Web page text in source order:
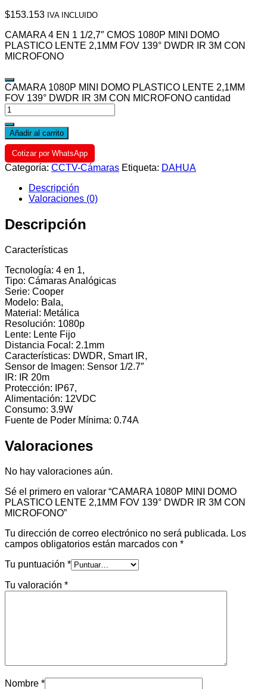
$153.153 IVA INCLUIDO
CAMARA 4 EN 1 1/2,7″ CMOS 1080P MINI DOMO
PLASTICO LENTE 2,1MM FOV 139° DWDR IR 3M CON
MICROFONO
CAMARA 1080P MINI DOMO PLASTICO LENTE 2,1MM
FOV 139° DWDR IR 3M CON MICROFONO cantidad
Añadir al carrito
Cotizar por WhatsApp
Categoría: CCTV-Cámaras Etiqueta: DAHUA
Descripción
Valoraciones (0)
Descripción
Características
Tecnología: 4 en 1,
Tipo: Cámaras Analógicas
Serie: Cooper
Modelo: Bala,
Material: Metálica
Resolución: 1080p
Lente: Lente Fijo
Distancia Focal: 2.1mm
Características: DWDR, Smart IR,
Sensor de Imagen: Sensor 1/2.7″
IR: IR 20m
Protección: IP67,
Alimentación: 12VDC
Consumo: 3.9W
Fuente de Poder Mínima: 0.74A
Valoraciones
No hay valoraciones aún.
Sé el primero en valorar “CAMARA 1080P MINI DOMO
PLASTICO LENTE 2,1MM FOV 139° DWDR IR 3M CON
MICROFONO”
Tu dirección de correo electrónico no será publicada. Los
campos obligatorios están marcados con *
Tu puntuación *
Tu valoración *
Nombre *